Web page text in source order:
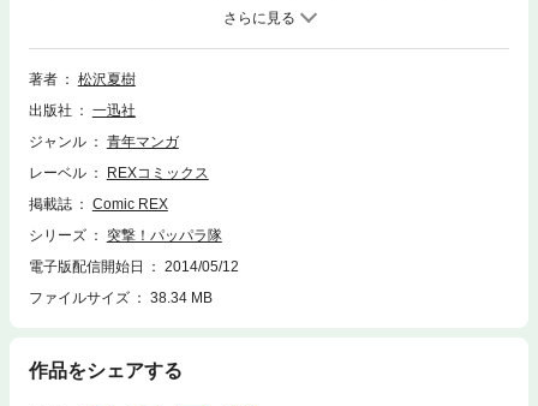
マスクに2号誕生!? そのほか、温泉シーンはあるわ、恐怖の大王は降って
くるわで、トラブル全開の第7巻。
著者
松沢夏樹
出版社
一迅社
ジャンル
青年マンガ
レーベル
REXコミックス
掲載誌
Comic REX
シリーズ
突撃！パッパラ隊
電子版配信開始日
2014/05/12
ファイルサイズ
38.34 MB
作品をシェアする